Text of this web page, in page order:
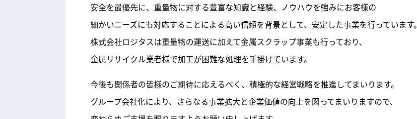
安全を最優先に、重量物に対する豊富な知識と経験、ノウハウを強みにお客様の
細かいニーズにも対応することによる高い信頼を背景として、安定した事業を行っています。
株式会社ロジタスは重量物の運送に加えて金属スクラップ事業も行っており、
金属リサイクル業者様で加工が困難な処理を手掛けています。
今後も関係者の皆様のご期待に応えるべく、積極的な経営戦略を推進してまいります。
グループ会社化により、さらなる事業拡大と企業価値の向上を図ってまいりますので、